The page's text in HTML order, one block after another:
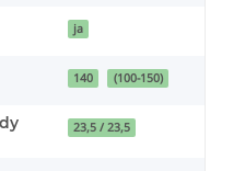
ja
140 (100-150)
23,5 / 23,5